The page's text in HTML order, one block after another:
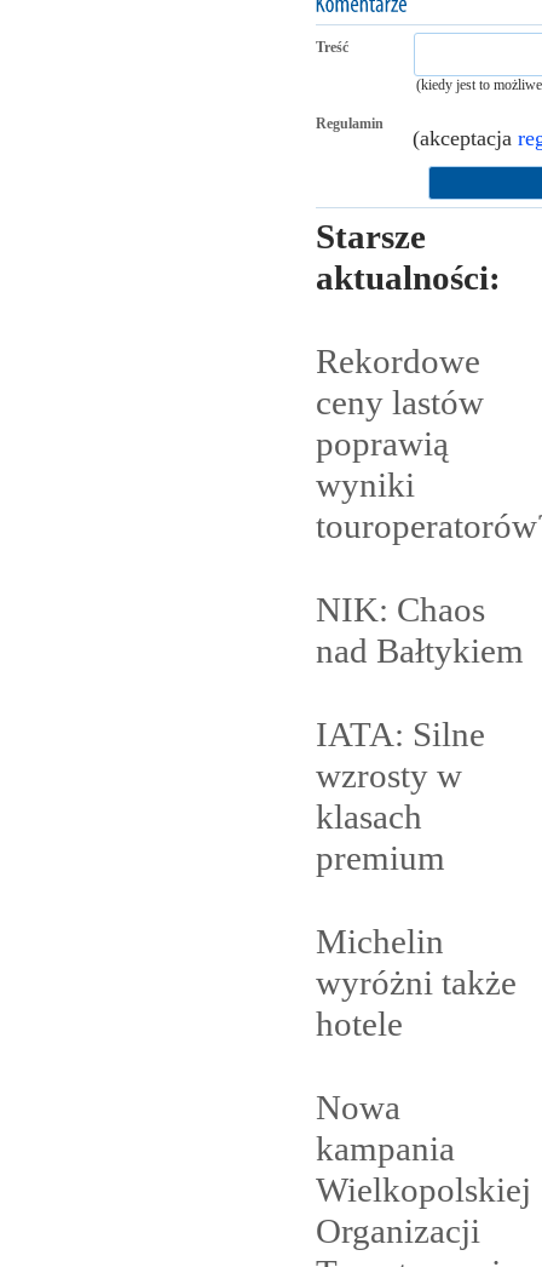
Treść
(kiedy jest to
Regulamin
(akceptacja
Starsze
aktualności:
Rekordowe
ceny lastów
poprawią
wyniki
NIK: Chaos
nad Bałtykiem
IATA: Silne
wzrosty w
klasach
premium
Michelin
wyróżni także
hotele
Nowa
kampania
Wielkopolskiej
Organizacji